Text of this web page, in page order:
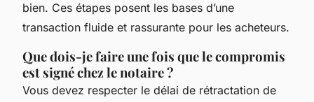
bien. Ces étapes posent les bases d’une
transaction fluide et rassurante pour les acheteurs.
Que dois-je faire une fois que le compromis
est signé chez le notaire ?
Vous devez respecter le délai de rétractation de